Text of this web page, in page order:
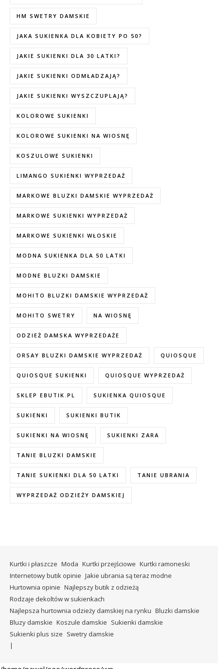
HM SWETRY DAMSKIE
JAKA SUKIENKA DLA KOBIETY PO 50?
JAKIE SUKIENKI DLA 30 LATKI?
JAKIE SUKIENKI ODMŁADZAJĄ?
JAKIE SUKIENKI WYSZCZUPLAJĄ?
KOLOROWE SUKIENKI
KOLOROWE SUKIENKI NA WIOSNĘ
KOSZULOWE SUKIENKI
LIMANGO SUKIENKI WYPRZEDAŻ
MARKOWE BLUZKI DAMSKIE WYPRZEDAŻ
MARKOWE SUKIENKI WYPRZEDAŻ
MARKOWE SUKIENKI WŁOSKIE
MODNA SUKIENKA DLA 50 LATKI
MODNE BLUZKI DAMSKIE
MOHITO BLUZKI DAMSKIE WYPRZEDAŻ
MOHITO SWETRY NA WIOSNĘ
ODZIEŻ DAMSKA WYPRZEDAŻE
ORSAY BLUZKI DAMSKIE WYPRZEDAŻ QUIOSQUE
QUIOSQUE SUKIENKI QUIOSQUE WYPRZEDAŻ
SKLEP EBUTIK.PL SUKIENKA QUIOSQUE
SUKIENKI SUKIENKI BUTIK
SUKIENKI NA WIOSNĘ SUKIENKI ZARA
TANIE BLUZKI DAMSKIE
TANIE SUKIENKI DLA 50 LATKI TANIE UBRANIA
WYPRZEDAŻ ODZIEŻY DAMSKIEJ
Kurtki i płaszcze Moda Kurtki przejściowe Kurtki ramoneski
Internetowy butik opinie Jakie ubrania są teraz modne
Hurtownia opinie Najlepszy butik z odzieżą
Rodzaje dekoltów w sukienkach
Najlepsza hurtownia odzieży damskiej na rynku Bluzki damskie
Bluzy damskie Koszule damskie Sukienki damskie
Sukienki plus size Swetry damskie